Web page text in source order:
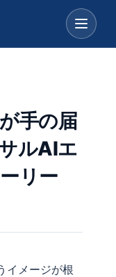
手の届
ルAIエ
リー
イメージが根